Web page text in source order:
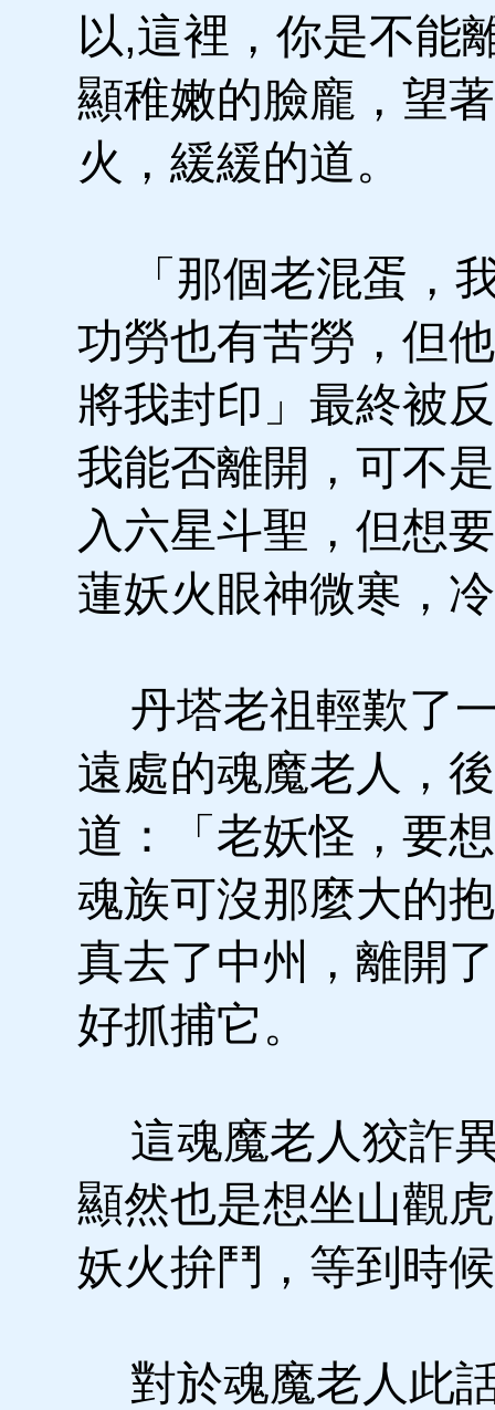
以,這裡，你是不能
顯稚嫩的臉龐，望
火，緩緩的道。
「那個老混蛋，
功勞也有苦勞，但
將我封印」最終被
我能否離開，可不
入六星斗聖，但想
蓮妖火眼神微寒，
丹塔老祖輕歎了
遠處的魂魔老人，
道：「老妖怪，要
魂族可沒那麼大的
真去了中州，離開
好抓捕它。
這魂魔老人狡詐
顯然也是想坐山觀
妖火拚鬥，等到時
對於魂魔老人此